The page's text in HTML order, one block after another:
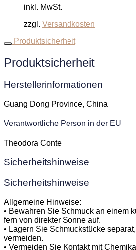
war:
inkl. MwSt.
zzgl. Versandkosten
Produktsicherheit
Produktsicherheit
Herstellerinformationen
Guang Dong Province, China
Verantwortliche Person in der EU
Theodora Conte
Sicherheitshinweise
Sicherheitshinweise
Allgemeine Hinweise:
• Bewahren Sie Schmuck an einem
fern von direkter Sonne auf.
• Lagern Sie Schmuckstücke
vermeiden.
• Vermeiden Sie Kontakt mit